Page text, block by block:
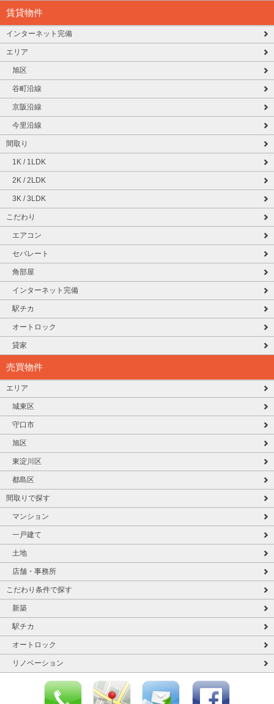
賃貸物件
インターネット完備
エリア
旭区
谷町沿線
京阪沿線
今里沿線
間取り
1K / 1LDK
2K / 2LDK
3K / 3LDK
こだわり
エアコン
セパレート
角部屋
インターネット完備
駅チカ
オートロック
貸家
売買物件
エリア
城東区
守口市
旭区
東淀川区
都島区
間取りで探す
マンション
一戸建て
土地
店舗・事務所
こだわり条件で探す
新築
駅チカ
オートロック
リノベーション